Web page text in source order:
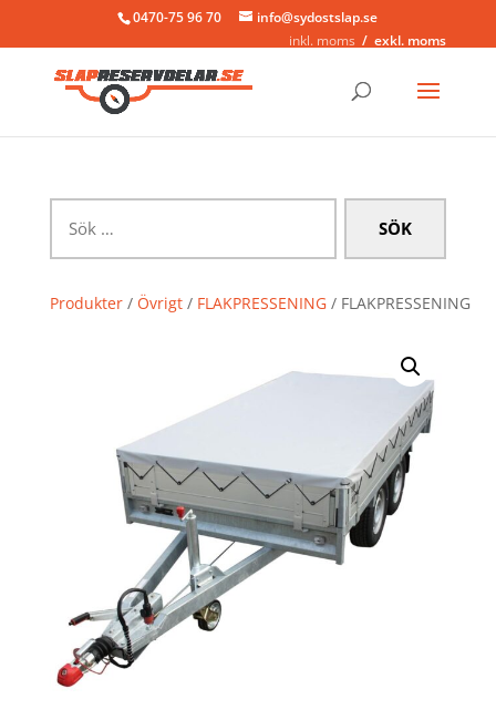
0470-75 96 70
info@sydostslap.se
inkl. moms
exkl. moms
efter:
Produkter/ Övrigt/ FLAKPRESSENING/ FLAKPRESSENING